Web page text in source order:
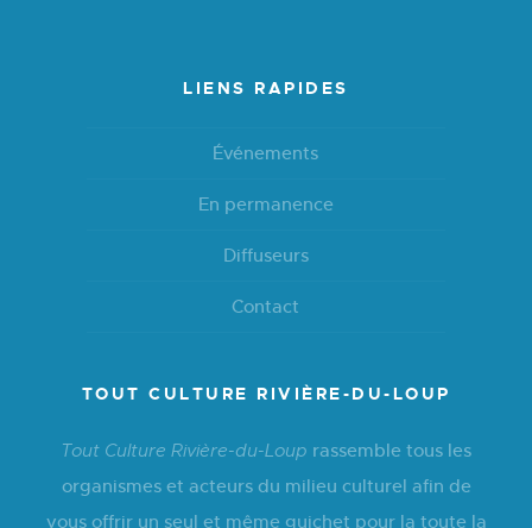
LIENS RAPIDES
Événements
En permanence
Diffuseurs
Contact
TOUT CULTURE RIVIÈRE-DU-LOUP
Tout Culture Rivière-du-Loup rassemble tous les
organismes et acteurs du milieu culturel afin de
vous offrir un seul et même guichet pour la toute la